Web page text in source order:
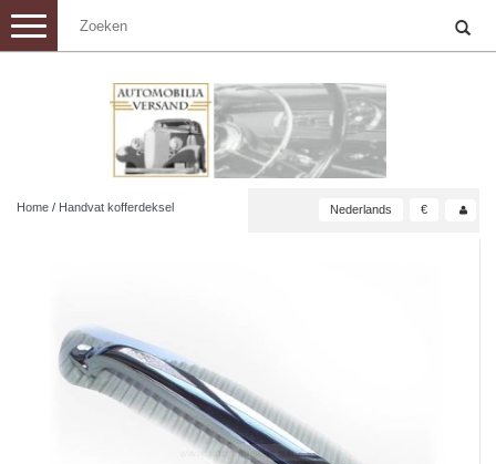
Toggle
navigation
Home / Handvat kofferdeksel Nederlands €